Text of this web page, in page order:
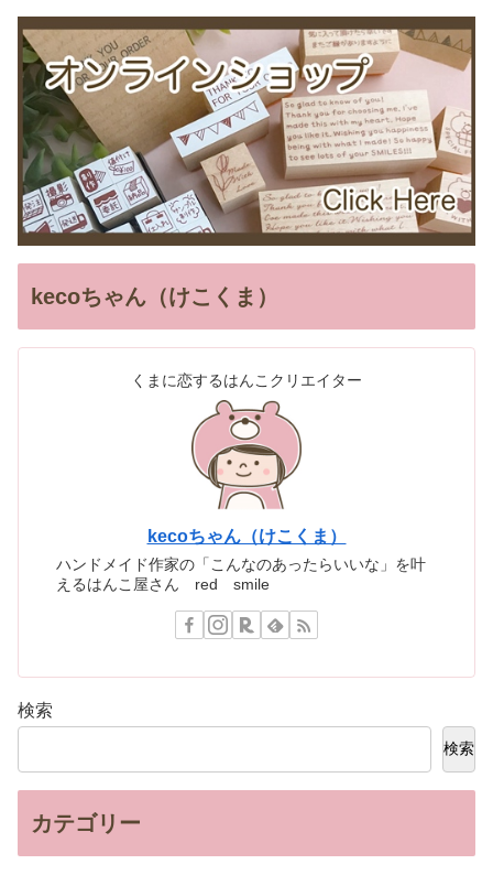
kecoちゃん（けこくま）
くまに恋するはんこクリエイター
kecoちゃん（けこくま）
ハンドメイド作家の「こんなのあったらいいな」を叶
えるはんこ屋さん red smile
検索
検索
カテゴリー